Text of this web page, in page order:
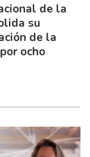
de la
su
de la
ocho